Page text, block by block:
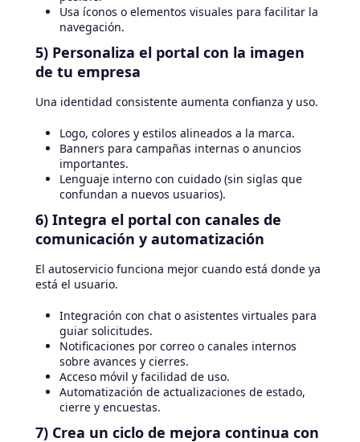
Usa íconos o elementos visuales para facilitar la
navegación.
5) Personaliza el portal con la imagen
de tu empresa
Una identidad consistente aumenta confianza y uso.
Logo, colores y estilos alineados a la marca.
Banners para campañas internas o anuncios
importantes.
Lenguaje interno con cuidado (sin siglas que
confundan a nuevos usuarios).
6) Integra el portal con canales de
comunicación y automatización
El autoservicio funciona mejor cuando está donde ya
está el usuario.
Integración con chat o asistentes virtuales para
guiar solicitudes.
Notificaciones por correo o canales internos
sobre avances y cierres.
Acceso móvil y facilidad de uso.
Automatización de actualizaciones de estado,
cierre y encuestas.
7) Crea un ciclo de mejora continua con